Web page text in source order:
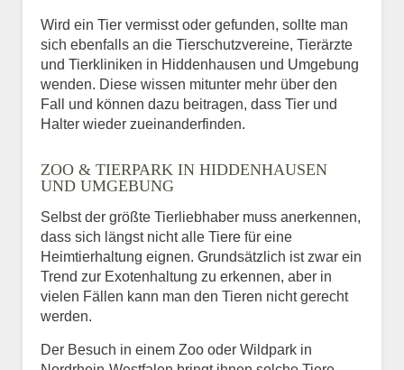
Wird ein Tier vermisst oder gefunden, sollte man
sich ebenfalls an die Tierschutzvereine, Tierärzte
und Tierkliniken in Hiddenhausen und Umgebung
wenden. Diese wissen mitunter mehr über den
Fall und können dazu beitragen, dass Tier und
Halter wieder zueinanderfinden.
ZOO & TIERPARK IN HIDDENHAUSEN
UND UMGEBUNG
Selbst der größte Tierliebhaber muss anerkennen,
dass sich längst nicht alle Tiere für eine
Heimtierhaltung eignen. Grundsätzlich ist zwar ein
Trend zur Exotenhaltung zu erkennen, aber in
vielen Fällen kann man den Tieren nicht gerecht
werden.
Der Besuch in einem Zoo oder Wildpark in